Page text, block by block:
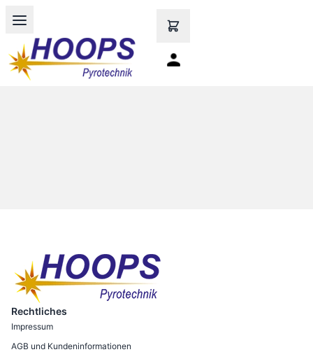
Open main menu
Rechtliches
Impressum
AGB und Kundeninformationen